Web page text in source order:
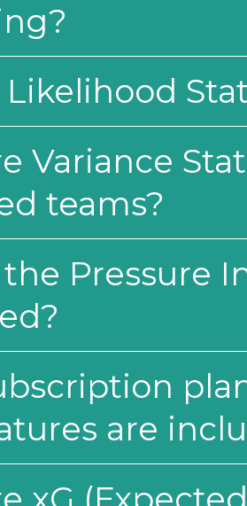
Likelihood
Variance
teams?
Pressure
are